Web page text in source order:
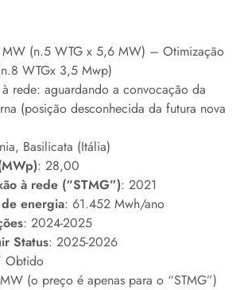
(n.5 WTG x 5,6 MW) – Otimização
WTGx 3,5 Mwp)
rede: aguardando a convocação da
(posição desconhecida da futura nova
Basilicata (Itália)
: 28,00
à rede (“STMG”): 2021
energia: 61.452 Mwh/ano
: 2024-2025
Status: 2025-2026
Obtido
(o preço é apenas para o “STMG”)